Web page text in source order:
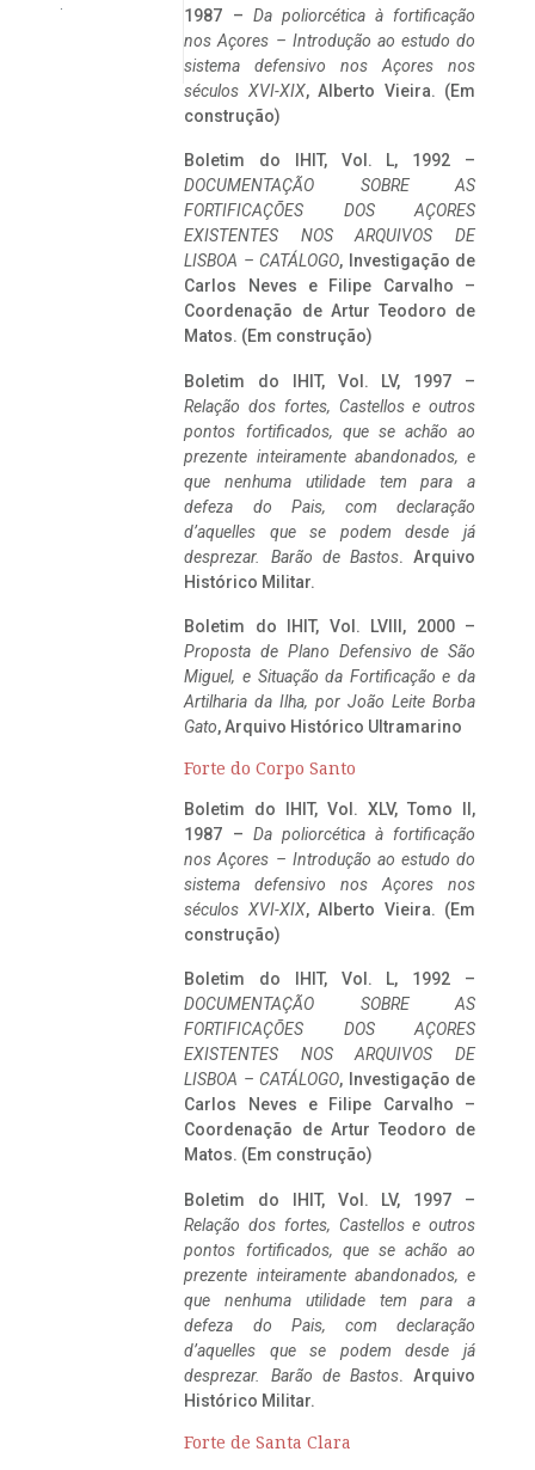
1987 – Da poliorcética à fortificação
nos Açores – Introdução ao estudo do
sistema defensivo nos Açores nos
séculos XVI-XIX, Alberto Vieira. (Em
construção)
Boletim do IHIT, Vol. L, 1992 –
DOCUMENTAÇÃO SOBRE AS
FORTIFICAÇÕES DOS AÇORES
EXISTENTES NOS ARQUIVOS DE
LISBOA – CATÁLOGO, Investigação de
Carlos Neves e Filipe Carvalho –
Coordenação de Artur Teodoro de
Matos. (Em construção)
Boletim do IHIT, Vol. LV, 1997 –
Relação dos fortes, Castellos e outros
pontos fortificados, que se achão ao
prezente inteiramente abandonados, e
que nenhuma utilidade tem para a
defeza do Pais, com declaração
d’aquelles que se podem desde já
desprezar. Barão de Bastos. Arquivo
Histórico Militar.
Boletim do IHIT, Vol. LVIII, 2000 –
Proposta de Plano Defensivo de São
Miguel, e Situação da Fortificação e da
Artilharia da Ilha, por João Leite Borba
Gato, Arquivo Histórico Ultramarino
Forte do Corpo Santo
Boletim do IHIT, Vol. XLV, Tomo II,
1987 – Da poliorcética à fortificação
nos Açores – Introdução ao estudo do
sistema defensivo nos Açores nos
séculos XVI-XIX, Alberto Vieira. (Em
construção)
Boletim do IHIT, Vol. L, 1992 –
DOCUMENTAÇÃO SOBRE AS
FORTIFICAÇÕES DOS AÇORES
EXISTENTES NOS ARQUIVOS DE
LISBOA – CATÁLOGO, Investigação de
Carlos Neves e Filipe Carvalho –
Coordenação de Artur Teodoro de
Matos. (Em construção)
Boletim do IHIT, Vol. LV, 1997 –
Relação dos fortes, Castellos e outros
pontos fortificados, que se achão ao
prezente inteiramente abandonados, e
que nenhuma utilidade tem para a
defeza do Pais, com declaração
d’aquelles que se podem desde já
desprezar. Barão de Bastos. Arquivo
Histórico Militar.
Forte de Santa Clara